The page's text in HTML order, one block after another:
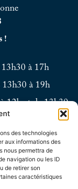
des technologies
aux informations des
nous permettra de
navigation ou les ID
de retirer son
caractéristiques
!
à 17h
13h30 à 19h
12h et de 13h30